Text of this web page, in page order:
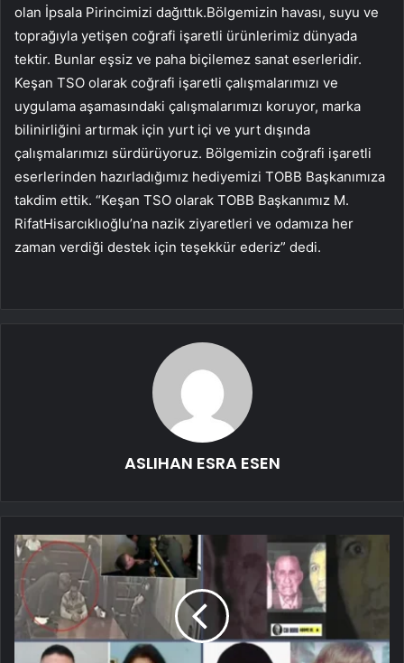
olan İpsala Pirincimizi dağıttık.Bölgemizin havası, suyu ve
toprağıyla yetişen coğrafi işaretli ürünlerimiz dünyada
tektir. Bunlar eşsiz ve paha biçilemez sanat eserleridir.
Keşan TSO olarak coğrafi işaretli çalışmalarımızı ve
uygulama aşamasındaki çalışmalarımızı koruyor, marka
bilinirliğini artırmak için yurt içi ve yurt dışında
çalışmalarımızı sürdürüyoruz. Bölgemizin coğrafi işaretli
eserlerinden hazırladığımız hediyemizi TOBB Başkanımıza
takdim ettik. “Keşan TSO olarak TOBB Başkanımız M.
RifatHisarcıklıoğlu’na nazik ziyaretleri ve odamıza her
zaman verdiği destek için teşekkür ederiz” dedi.
ASLIHAN ESRA ESEN